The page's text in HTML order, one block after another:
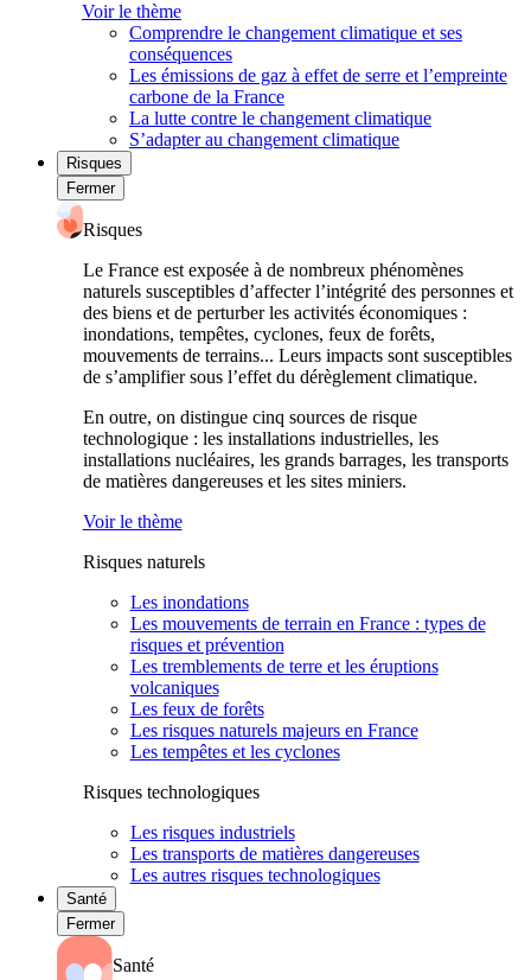
Voir le thème
Comprendre le changement climatique et ses
conséquences
Les émissions de gaz à effet de serre et l’empreinte
carbone de la France
La lutte contre le changement climatique
S’adapter au changement climatique
Risques
Fermer
Risques
Le France est exposée à de nombreux phénomènes
naturels susceptibles d’affecter l’intégrité des personnes et
des biens et de perturber les activités économiques :
inondations, tempêtes, cyclones, feux de forêts,
mouvements de terrains... Leurs impacts sont susceptibles
de s’amplifier sous l’effet du dérèglement climatique.
En outre, on distingue cinq sources de risque
technologique : les installations industrielles, les
installations nucléaires, les grands barrages, les transports
de matières dangereuses et les sites miniers.
Voir le thème
Risques naturels
Les inondations
Les mouvements de terrain en France : types de
risques et prévention
Les tremblements de terre et les éruptions
volcaniques
Les feux de forêts
Les risques naturels majeurs en France
Les tempêtes et les cyclones
Risques technologiques
Les risques industriels
Les transports de matières dangereuses
Les autres risques technologiques
Santé
Fermer
Santé